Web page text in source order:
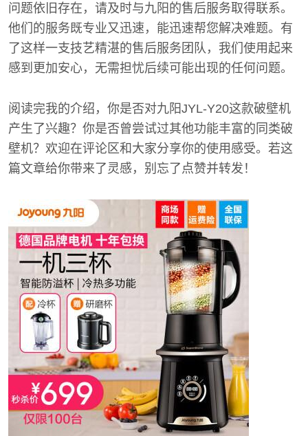
问题依旧存在，请及时与九阳的售后服务取得联系。
他们的服务既专业又迅速，能迅速帮您解决难题。有
了这样一支技艺精湛的售后服务团队，我们使用起来
感到更加安心，无需担忧后续可能出现的任何问题。
阅读完我的介绍，你是否对九阳JYL-Y20这款破壁机
产生了兴趣？你是否曾尝试过其他功能丰富的同类破
壁机？欢迎在评论区和大家分享你的使用感受。若这
篇文章给你带来了灵感，别忘了点赞并转发！